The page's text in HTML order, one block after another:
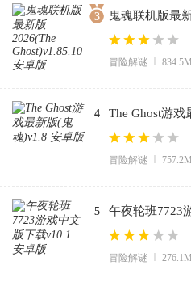
3
鬼魂联机版最
Ghost)v1.85.10
冒险解谜 834.5M
4 The Ghost游戏
冒险解谜 757.2M
5
午夜轮班7723
卓版
冒险解谜 276.1M